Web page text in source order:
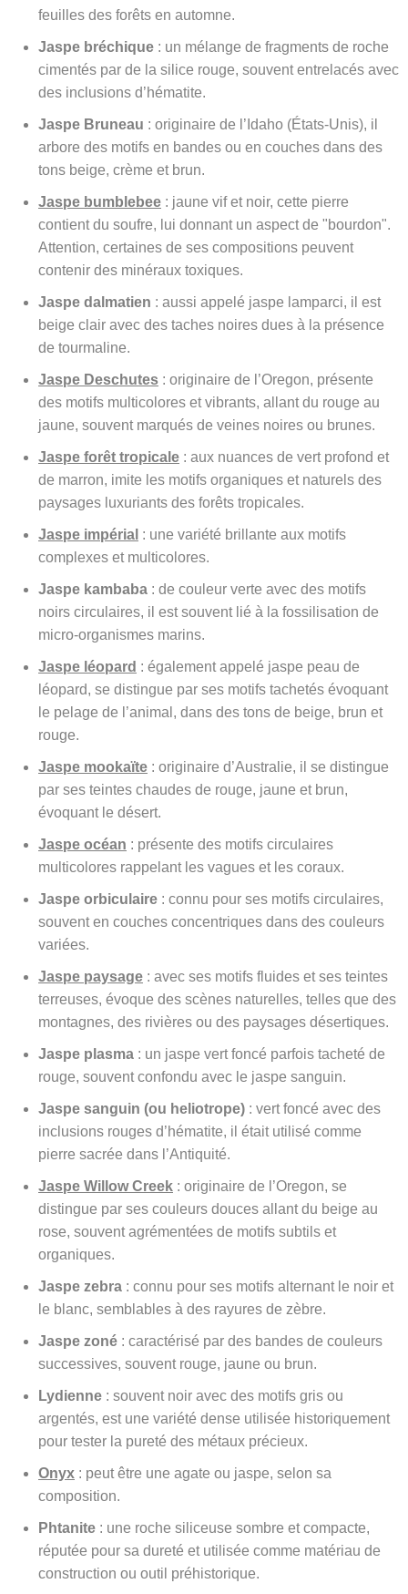
feuilles des forêts en automne.
Jaspe bréchique : un mélange de fragments de roche
cimentés par de la silice rouge, souvent entrelacés avec
des inclusions d’hématite.
Jaspe Bruneau : originaire de l’Idaho (États-Unis), il
arbore des motifs en bandes ou en couches dans des
tons beige, crème et brun.
Jaspe bumblebee : jaune vif et noir, cette pierre
contient du soufre, lui donnant un aspect de "bourdon".
Attention, certaines de ses compositions peuvent
contenir des minéraux toxiques.
Jaspe dalmatien : aussi appelé jaspe lamparci, il est
beige clair avec des taches noires dues à la présence
de tourmaline.
Jaspe Deschutes : originaire de l’Oregon, présente
des motifs multicolores et vibrants, allant du rouge au
jaune, souvent marqués de veines noires ou brunes.
Jaspe forêt tropicale : aux nuances de vert profond et
de marron, imite les motifs organiques et naturels des
paysages luxuriants des forêts tropicales.
Jaspe impérial : une variété brillante aux motifs
complexes et multicolores.
Jaspe kambaba : de couleur verte avec des motifs
noirs circulaires, il est souvent lié à la fossilisation de
micro-organismes marins.
Jaspe léopard : également appelé jaspe peau de
léopard, se distingue par ses motifs tachetés évoquant
le pelage de l’animal, dans des tons de beige, brun et
rouge.
Jaspe mookaïte : originaire d’Australie, il se distingue
par ses teintes chaudes de rouge, jaune et brun,
évoquant le désert.
Jaspe océan : présente des motifs circulaires
multicolores rappelant les vagues et les coraux.
Jaspe orbiculaire : connu pour ses motifs circulaires,
souvent en couches concentriques dans des couleurs
variées.
Jaspe paysage : avec ses motifs fluides et ses teintes
terreuses, évoque des scènes naturelles, telles que des
montagnes, des rivières ou des paysages désertiques.
Jaspe plasma : un jaspe vert foncé parfois tacheté de
rouge, souvent confondu avec le jaspe sanguin.
Jaspe sanguin (ou heliotrope) : vert foncé avec des
inclusions rouges d’hématite, il était utilisé comme
pierre sacrée dans l’Antiquité.
Jaspe Willow Creek : originaire de l’Oregon, se
distingue par ses couleurs douces allant du beige au
rose, souvent agrémentées de motifs subtils et
organiques.
Jaspe zebra : connu pour ses motifs alternant le noir et
le blanc, semblables à des rayures de zèbre.
Jaspe zoné : caractérisé par des bandes de couleurs
successives, souvent rouge, jaune ou brun.
Lydienne : souvent noir avec des motifs gris ou
argentés, est une variété dense utilisée historiquement
pour tester la pureté des métaux précieux.
Onyx : peut être une agate ou jaspe, selon sa
composition.
Phtanite : une roche siliceuse sombre et compacte,
réputée pour sa dureté et utilisée comme matériau de
construction ou outil préhistorique.